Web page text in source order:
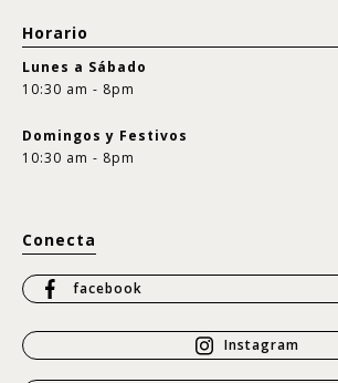
Horario
Lunes a Sábado
10:30 am - 8pm
Domingos y Festivos
10:30 am - 8pm
Conecta
facebook
Instagram